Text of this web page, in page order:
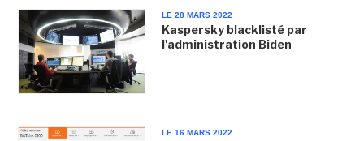
LE 28 MARS 2022
Kaspersky blacklisté par
l'administration Biden
LE 16 MARS 2022